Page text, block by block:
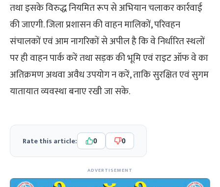
तथा इसके विरुद्ध नियमित रूप से अभियान चलाकर कार्रवाई
की जाएगी. जिला प्रशासन की वाहन मालिकों, परिवहन
संचालकों एवं आम नागरिकों से अपील है कि वे निर्धारित स्थलों
पर ही वाहन पार्क करें तथा सड़क की भूमि एवं राइट ऑफ वे का
अतिक्रमण अथवा अवैध उपयोग न करें, ताकि सुरक्षित एवं सुगम
यातायात व्यवस्था बनाए रखी जा सके.
Rate this article: 0 0
ADVERTISEMENT